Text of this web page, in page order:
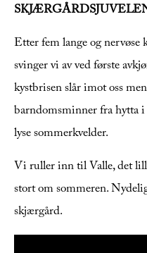
Etter fem lange og
svinger vi av ved første
kystbrisen slår imot oss
barndomsminner fra hytta
lyse sommerkvelder.
Vi ruller inn til Valle, det
stort om sommeren.
skjærgård.